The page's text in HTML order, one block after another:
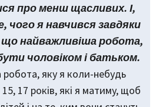
про менш щасливих. І,
чого я навчився завдяки
що найважливіша робота,
чоловіком і батьком.
яку я коли-небудь
17 років, які я матиму, щоб